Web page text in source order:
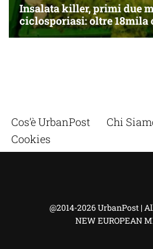
Cos’è UrbanPost Chi
Cookies
@2014-2026 UrbanPost |
NEW EUROPEAN